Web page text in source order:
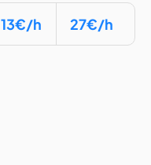
13€/h 27€/h